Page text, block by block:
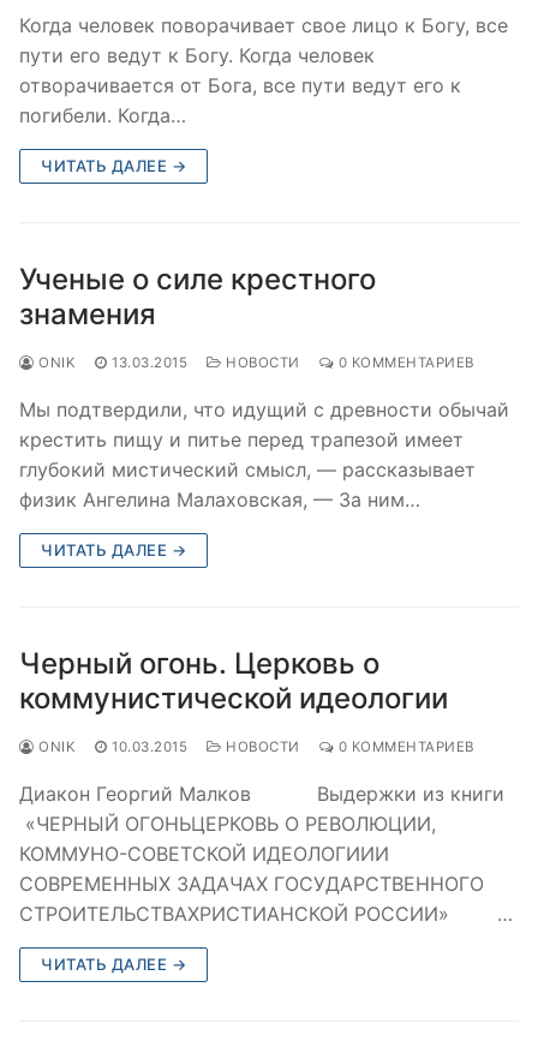
Когда человек поворачивает свое лицо к Богу, все
пути его ведут к Богу. Когда человек
отворачивается от Бога, все пути ведут его к
погибели. Когда…
ЧИТАТЬ ДАЛЕЕ →
Ученые о силе крестного
знамения
ONIK 13.03.2015 НОВОСТИ 0 КОММЕНТАРИЕВ
Мы подтвердили, что идущий с древности обычай
крестить пищу и питье перед трапезой имеет
глубокий мистический смысл, — рассказывает
физик Ангелина Малаховская, — За ним…
ЧИТАТЬ ДАЛЕЕ →
Черный огонь. Церковь о
коммунистической идеологии
ONIK 10.03.2015 НОВОСТИ 0 КОММЕНТАРИЕВ
Диакон Георгий Малков Выдержки из книги
«ЧЕРНЫЙ ОГОНЬЦЕРКОВЬ О РЕВОЛЮЦИИ,
КОММУНО-СОВЕТСКОЙ ИДЕОЛОГИИИ
СОВРЕМЕННЫХ ЗАДАЧАХ ГОСУДАРСТВЕННОГО
СТРОИТЕЛЬСТВАХРИСТИАНСКОЙ РОССИИ» …
ЧИТАТЬ ДАЛЕЕ →